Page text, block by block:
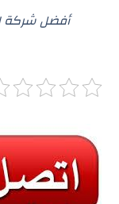
أفضل شركة